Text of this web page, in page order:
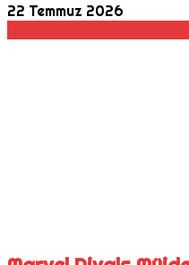
22 Temmuz 2026